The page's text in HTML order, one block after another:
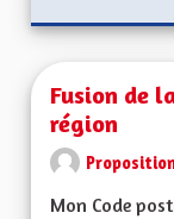
Fusion de
région
Mon Code